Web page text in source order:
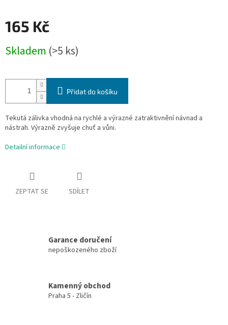
165 Kč
cena:
Skladem (>5 ks)
Přidat do košíku
Tekutá zálivka vhodná na rychlé a výrazné zatraktivnění návnad a
nástrah. Výrazně zvyšuje chuť a vůni.
Detailní informace
ZEPTAT SE SDÍLET
Garance doručení
nepoškozeného zboží
Kamenný obchod
Praha 5 - Zličín